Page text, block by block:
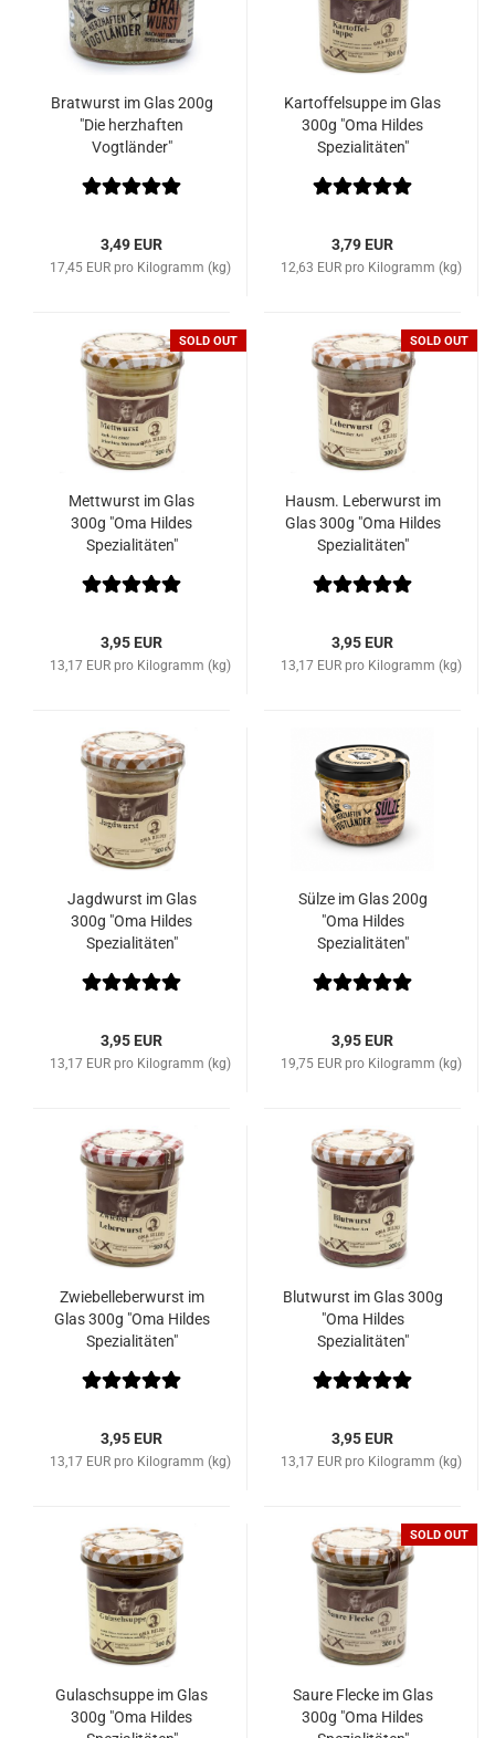
Bratwurst im Glas 200g
"Die herzhaften
Vogtländer"
3,49 EUR
17,45 EUR pro Kilogramm (kg)
Kartoffelsuppe im Glas
300g "Oma Hildes
Spezialitäten"
3,79 EUR
12,63 EUR pro Kilogramm (kg)
SOLD OUT
Mettwurst im Glas
300g "Oma Hildes
Spezialitäten"
3,95 EUR
13,17 EUR pro Kilogramm (kg)
SOLD OUT
Hausm. Leberwurst im
Glas 300g "Oma Hildes
Spezialitäten"
3,95 EUR
13,17 EUR pro Kilogramm (kg)
Jagdwurst im Glas
300g "Oma Hildes
Spezialitäten"
3,95 EUR
13,17 EUR pro Kilogramm (kg)
Sülze im Glas 200g
"Oma Hildes
Spezialitäten"
3,95 EUR
19,75 EUR pro Kilogramm (kg)
Zwiebelleberwurst im
Glas 300g "Oma Hildes
Spezialitäten"
3,95 EUR
13,17 EUR pro Kilogramm (kg)
Blutwurst im Glas 300g
"Oma Hildes
Spezialitäten"
3,95 EUR
13,17 EUR pro Kilogramm (kg)
Gulaschsuppe im Glas
300g "Oma Hildes
SOLD OUT
Saure Flecke im Glas
300g "Oma Hildes